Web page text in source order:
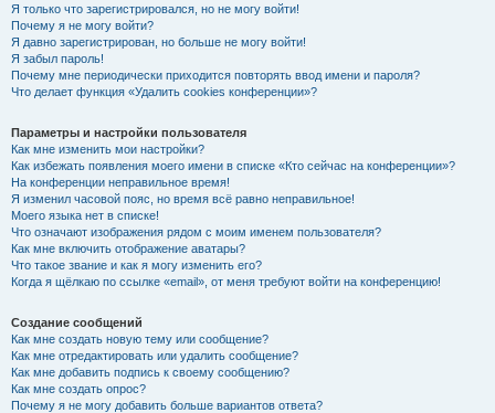
Я только что зарегистрировался, но не могу войти!
Почему я не могу войти?
Я давно зарегистрирован, но больше не могу войти!
Я забыл пароль!
Почему мне периодически приходится повторять ввод имени и пароля?
Что делает функция «Удалить cookies конференции»?
Параметры и настройки пользователя
Как мне изменить мои настройки?
Как избежать появления моего имени в списке «Кто сейчас на конференции»?
На конференции неправильное время!
Я изменил часовой пояс, но время всё равно неправильное!
Моего языка нет в списке!
Что означают изображения рядом с моим именем пользователя?
Как мне включить отображение аватары?
Что такое звание и как я могу изменить его?
Когда я щёлкаю по ссылке «email», от меня требуют войти на конференцию!
Создание сообщений
Как мне создать новую тему или сообщение?
Как мне отредактировать или удалить сообщение?
Как мне добавить подпись к своему сообщению?
Как мне создать опрос?
Почему я не могу добавить больше вариантов ответа?